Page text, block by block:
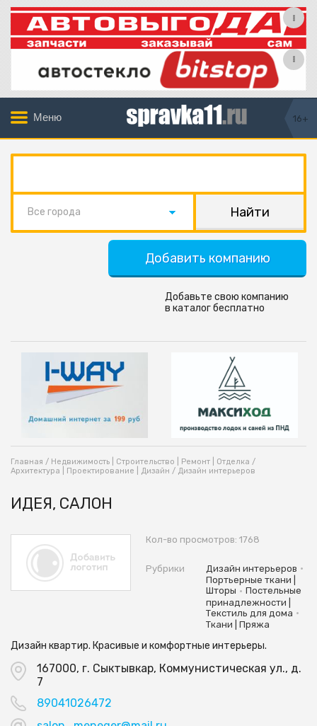
Меню 16+
Все города
Добавить компанию
Добавьте свою компанию
в каталог бесплатно
Главная / Недвижимость | Строительство | Ремонт | Отделка /
Архитектура | Проектирование | Дизайн / Дизайн интерьеров
ИДЕЯ, САЛОН
Кол-во просмотров: 1768
Рубрики Дизайн интерьеров •
Портьерные ткани |
Шторы • Постельные
принадлежности |
Текстиль для дома •
Ткани | Пряжа
Дизайн квартир. Красивые и комфортные интерьеры.
167000, г. Сыктывкар, Коммунистическая ул., д.
7
89041026472